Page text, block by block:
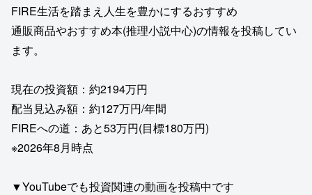
FIRE生活を踏まえ人生を豊かにするおすすめ
通販商品やおすすめ本(推理小説中心)の情報を投稿してい
ます。
現在の投資額：約2194万円
配当見込み額：約127万円/年間
FIREへの道：あと53万円(目標180万円)
※2026年8月時点
▼YouTubeでも投資関連の動画を投稿中です